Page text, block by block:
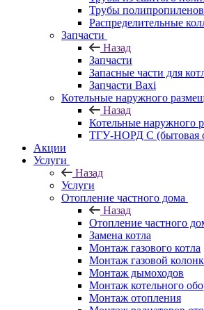
Трубы
Распределительные
Запчасти
Назад
Запчасти
Запасные части для
Запчасти Baxi
Котельные наружного
Назад
Котельные наружного
ТГУ-НОРД С (бытовая
Акции
Услуги
Назад
Услуги
Отопление частного дома
Назад
Отопление частного
Замена котла
Монтаж газового котла
Монтаж газовой
Монтаж дымоходов
Монтаж котельного
Монтаж отопления